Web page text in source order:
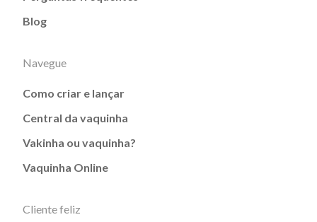
Blog
Navegue
Como criar e lançar
Central da vaquinha
Vakinha ou vaquinha?
Vaquinha Online
Cliente feliz